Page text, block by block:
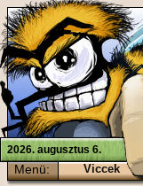
2026. augusztus 6.
Menü: Viccek